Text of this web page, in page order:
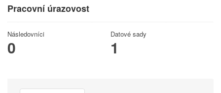
Pracovní úrazovost
Následovníci
0
Datové sady
1